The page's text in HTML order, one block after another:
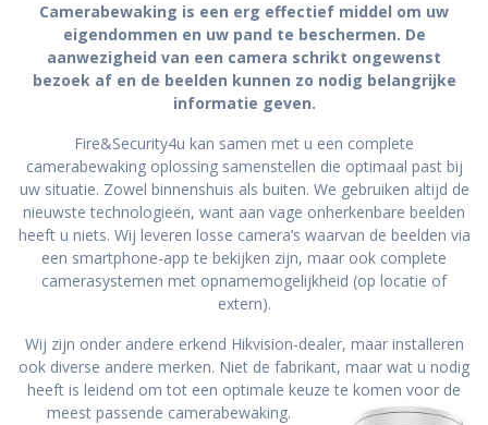
Camerabewaking is een erg effectief middel om uw
eigendommen en uw pand te beschermen. De
aanwezigheid van een camera schrikt ongewenst
bezoek af en de beelden kunnen zo nodig belangrijke
informatie geven.
Fire&Security4u kan samen met u een complete
camerabewaking oplossing samenstellen die optimaal past bij
uw situatie. Zowel binnenshuis als buiten. We gebruiken altijd de
nieuwste technologieën, want aan vage onherkenbare beelden
heeft u niets. Wij leveren losse camera’s waarvan de beelden via
een smartphone-app te bekijken zijn, maar ook complete
camerasystemen met opnamemogelijkheid (op locatie of
extern).
Wij zijn onder andere erkend Hikvision-dealer, maar installeren
ook diverse andere merken. Niet de fabrikant, maar wat u nodig
heeft is leidend om tot een optimale keuze te komen voor de
meest passende camerabewaking.